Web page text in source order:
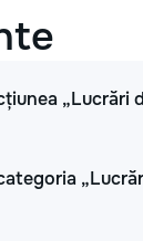
„Lucrări